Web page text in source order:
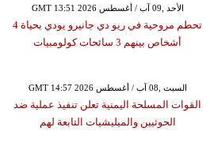
GMT 13:51 2026 الأحد ,09 آب / أغسطس
تحطم مروحية في ريو دي جانيرو يودي بحياة 4
أشخاص بينهم 3 سائحات كولومبيات
GMT 14:57 2026 السبت ,08 آب / أغسطس
القوات المسلحة اليمنية تعلن تنفيذ عملية ضد
الحوثيين والميليشيات التابعة لهم